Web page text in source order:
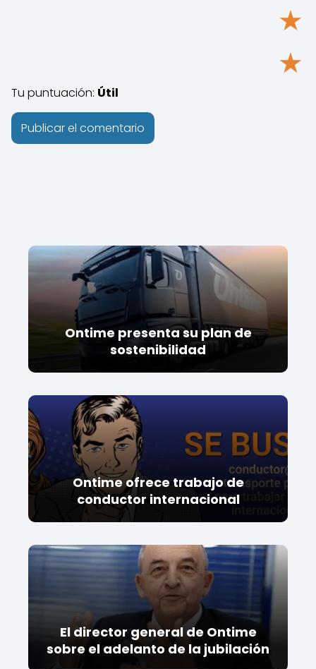
★
★
Tu puntuación: Útil
Ontime presenta su plan de
sostenibilidad
Ontime ofrece trabajo de
conductor internacional
El director general de Ontime
sobre el adelanto de la jubilación